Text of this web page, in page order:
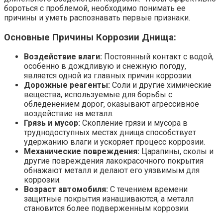
бороться с проблемой, необходимо понимать ее
причины и уметь распознавать первые признаки.
Основные Причины Коррозии Днища:
Воздействие влаги: Постоянный контакт с водой,
особенно в дождливую и снежную погоду,
является одной из главных причин коррозии.
Дорожные реагенты: Соли и другие химические
вещества, используемые для борьбы с
обледенением дорог, оказывают агрессивное
воздействие на металл.
Грязь и мусор: Скопление грязи и мусора в
труднодоступных местах днища способствует
удержанию влаги и ускоряет процесс коррозии.
Механические повреждения: Царапины, сколы и
другие повреждения лакокрасочного покрытия
обнажают металл и делают его уязвимым для
коррозии.
Возраст автомобиля: С течением времени
защитные покрытия изнашиваются, а металл
становится более подверженным коррозии.